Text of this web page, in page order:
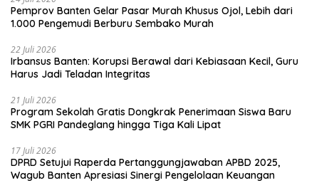
Pemprov Banten Gelar Pasar Murah Khusus Ojol, Lebih dari
1.000 Pengemudi Berburu Sembako Murah
22 Juli 2026
Irbansus Banten: Korupsi Berawal dari Kebiasaan Kecil, Guru
Harus Jadi Teladan Integritas
21 Juli 2026
Program Sekolah Gratis Dongkrak Penerimaan Siswa Baru
SMK PGRI Pandeglang hingga Tiga Kali Lipat
17 Juli 2026
DPRD Setujui Raperda Pertanggungjawaban APBD 2025,
Wagub Banten Apresiasi Sinergi Pengelolaan Keuangan